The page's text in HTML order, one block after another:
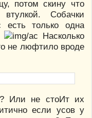
потом скину что
Собачки
есть только одна
Насколько
не люфтило вроде
Или не стоИт их
если усов у